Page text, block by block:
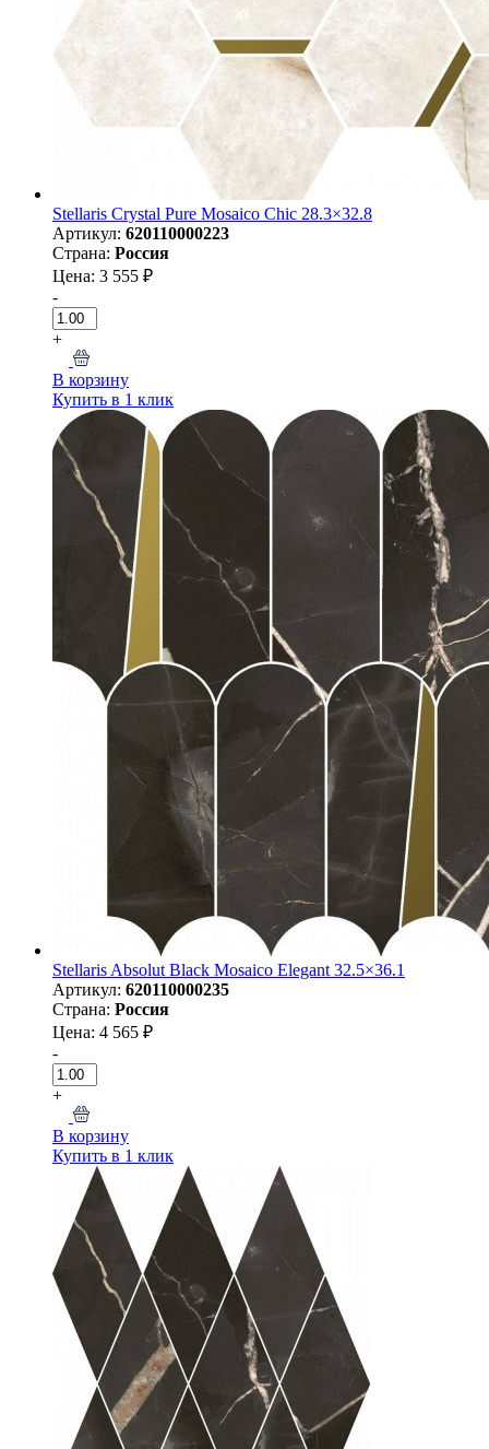
Stellaris Crystal Pure Mosaico Chic 28.3×32.8
Артикул: 620110000223
Страна: Россия
Цена: 3 555 ₽
-
+
В корзину
Купить в 1 клик
Stellaris Absolut Black Mosaico Elegant 32.5×36.1
Артикул: 620110000235
Страна: Россия
Цена: 4 565 ₽
-
+
В корзину
Купить в 1 клик